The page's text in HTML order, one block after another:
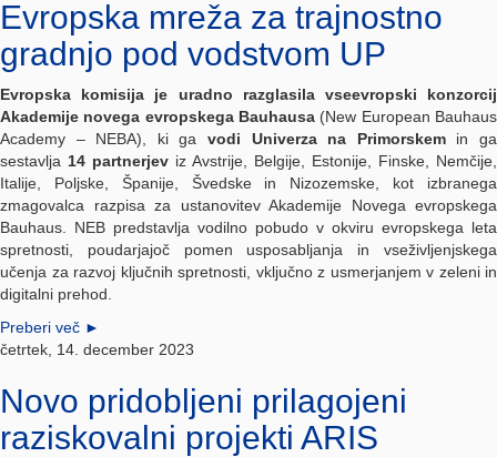
Evropska mreža za trajnostno
gradnjo pod vodstvom UP
Evropska komisija je uradno razglasila vseevropski konzorcij
Akademije novega evropskega Bauhausa (New European Bauhaus
Academy – NEBA), ki ga vodi Univerza na Primorskemin ga
sestavlja 14 partnerjev iz Avstrije, Belgije, Estonije, Finske, Nemčije,
Italije, Poljske, Španije, Švedske in Nizozemske,
kot izbranega
zmagovalca razpisa za ustanovitev Akademije Novega evropskega
Bauhaus. NEB predstavlja vodilno pobudo v okviru evropskega leta
spretnosti, poudarjajoč pomen usposabljanja in vseživljenjskega
učenja za razvoj ključnih spretnosti, vključno z usmerjanjem v zeleni in
digitalni prehod.
Preberi več ►
četrtek, 14. december 2023
Novo pridobljeni prilagojeni
raziskovalni projekti ARIS